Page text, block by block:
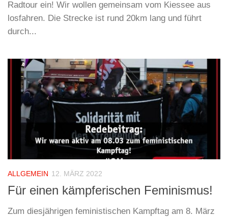
Radtour ein! Wir wollen gemeinsam vom Kiessee aus
losfahren. Die Strecke ist rund 20km lang und führt
durch...
ALLGEMEIN 12. MÄRZ 2022
Für einen kämpferischen Feminismus!
Zum diesjährigen feministischen Kampftag am 8. März